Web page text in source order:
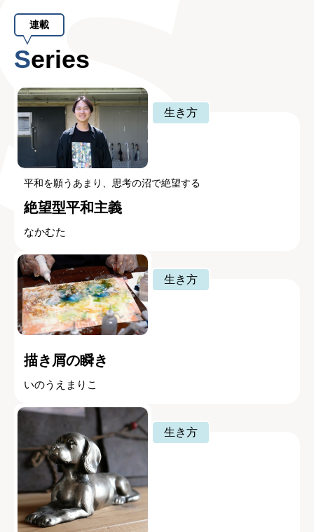
連載
Series
生き方
平和を願うあまり、思考の沼で絶望する
絶望型平和主義
なかむた
生き方
描き屑の瞬き
いのうえまりこ
生き方